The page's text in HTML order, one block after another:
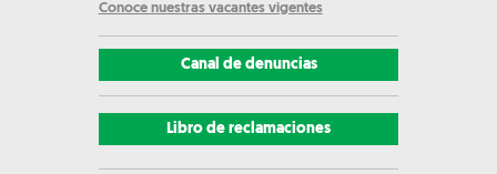
Conoce nuestras vacantes vigentes
Canal de denuncias
Libro de reclamaciones